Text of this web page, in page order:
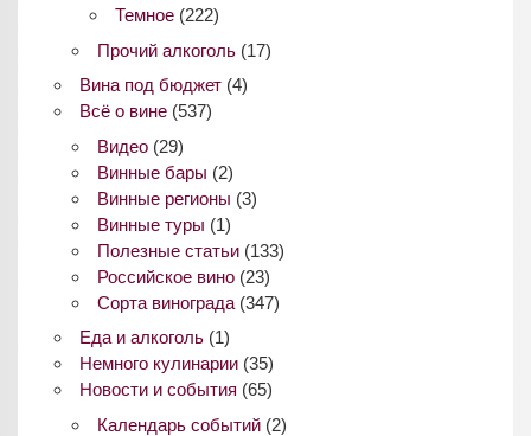
Темное (222)
Прочий алкоголь(17)
Вина под бюджет(4)
Всё о вине(537)
Видео(29)
Винные бары (2)
Винные регионы (3)
Винные туры (1)
Полезные статьи(133)
Российское вино(23)
Сорта винограда(347)
Еда и алкоголь(1)
Немного кулинарии(35)
Новости и события (65)
Календарь событий(2)